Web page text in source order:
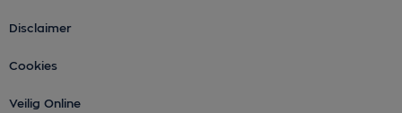
Disclaimer
Cookies
Veilig Online